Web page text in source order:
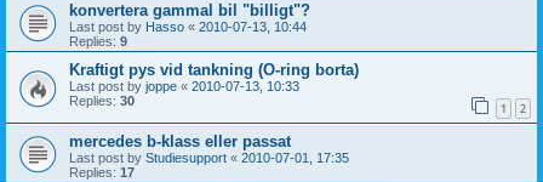
konvertera gammal bil "billigt"?
Last post by Hasso « 2010-07-13, 10:44
Replies: 9
Kraftigt pys vid tankning (O-ring borta)
Last post by joppe « 2010-07-13, 10:33
Replies: 30 1 2
mercedes b-klass eller passat
Last post by Studiesupport « 2010-07-01, 17:35
Replies: 17